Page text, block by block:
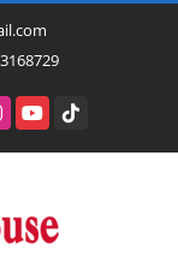
YouTubeTikTok